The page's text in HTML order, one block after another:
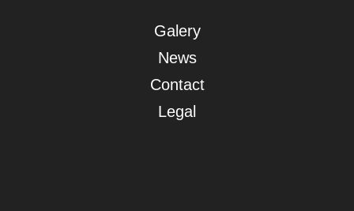
Galery
News
Contact
Legal